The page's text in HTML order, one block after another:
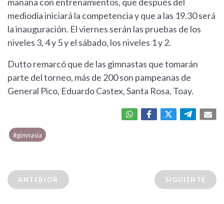
mañana con entrenamientos, que después del
mediodía iniciará la competencia y que a las 19.30 será
la inauguración. El viernes serán las pruebas de los
niveles 3, 4 y 5 y el sábado, los niveles 1 y 2.
Dutto remarcó que de las gimnastas que tomarán
parte del torneo, más de 200 son pampeanas de
General Pico, Eduardo Castex, Santa Rosa, Toay.
#gimnasia
ANTERIOR SIGUIENTE